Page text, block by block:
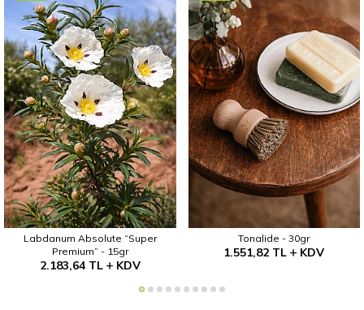
Labdanum Absolute “Super
Premium” - 15gr
2.183,64TL KDV
Tonalide - 30gr
1.551,82 TL KDV